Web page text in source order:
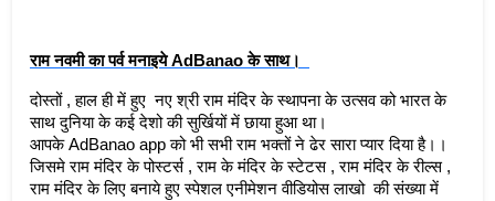
राम नवमी का पर्व मनाइये AdBanao के साथ।
दोस्तों , हाल ही में हुए  नए श्री राम मंदिर के स्थापना के उत्सव को भारत के
साथ दुनिया के कई देशो की सुर्खियों में छाया हुआ था।
आपके AdBanao app को भी सभी राम भक्तों ने ढेर सारा प्यार दिया है।।
जिसमे राम मंदिर के पोस्टर्स , राम के मंदिर के स्टेटस , राम मंदिर के रील्स ,
राम मंदिर के लिए बनाये हुए स्पेशल एनीमेशन वीडियोस लाखो  की संख्या में